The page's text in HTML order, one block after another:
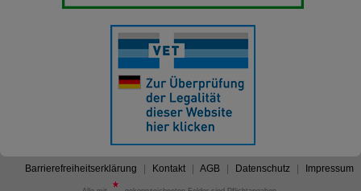
Barrierefreiheitserklärung Kontakt AGB Datenschutz Impressum